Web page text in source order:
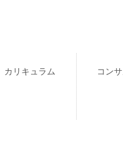
カリキュラム コン